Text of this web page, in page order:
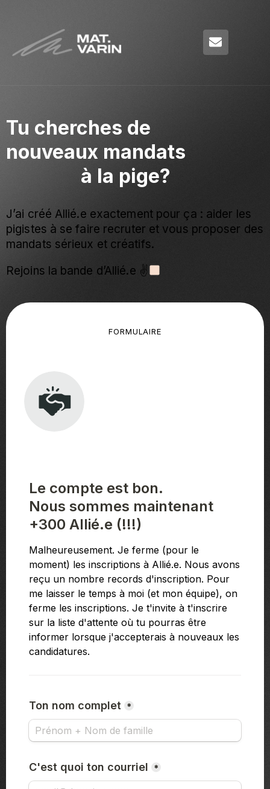
Tu cherches de
nouveaux mandats
à la pige?
J’ai créé Allié.e exactement pour ça : aider les
pigistes à se faire recruter et vous proposer des
mandats sérieux et créatifs.
Rejoins la bande d’Allié.e ✌
FORMULAIRE